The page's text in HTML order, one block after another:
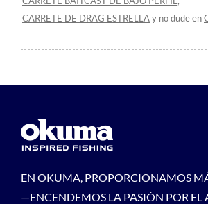
CARRETE DE DRAG ESTRELLAy no dude en
EN OKUMA, PROPORCIONAMOS
—ENCENDEMOS LA PASIÓN POR EL